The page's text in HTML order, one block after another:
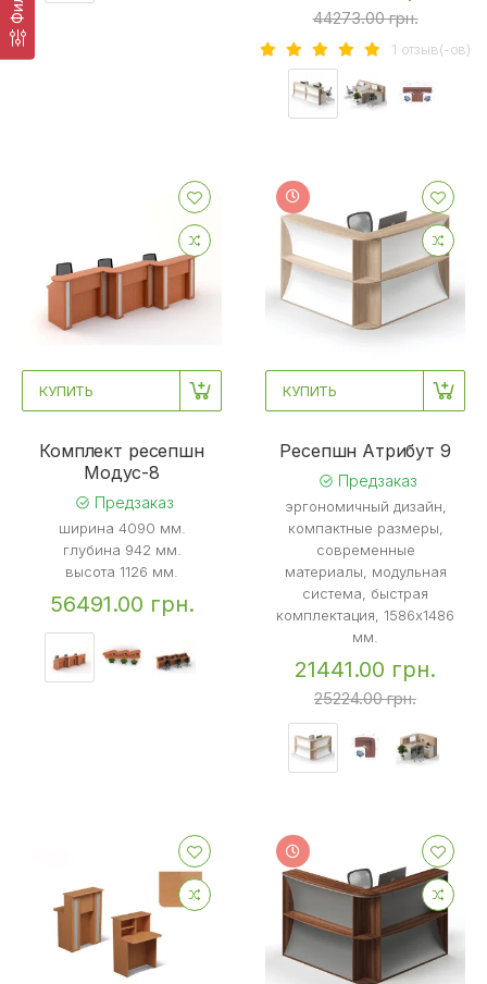
44273.00 грн.
1 отзыв(-ов)
КУПИТЬ
Комплект ресепшн
Mодус-8
Предзаказ
ширина 4090 мм.
глубина 942 мм.
высота 1126 мм.
56491.00 грн.
КУПИТЬ
Ресепшн Атрибут 9
Предзаказ
эргономичный дизайн,
компактные размеры,
современные
материалы, модульная
система, быстрая
комплектация, 1586x1486
мм.
21441.00 грн.
25224.00 грн.